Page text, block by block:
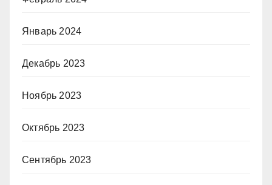
Январь 2024
Декабрь 2023
Ноябрь 2023
Октябрь 2023
Сентябрь 2023